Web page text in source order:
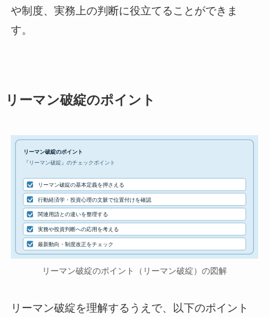
や制度、実務上の判断に役立てることができま
す。
リーマン破綻のポイント
リーマン破綻のポイント
『リーマン破綻』のチェックポイント
リーマン破綻の基本定義を押さえる
行動経済学・投資心理の文脈で位置付けを確認
関連用語との違いを整理する
実務や投資判断への応用を考える
最新動向・制度改正をチェック
リーマン破綻のポイント（リーマン破綻）の図解
リーマン破綻を理解するうえで、以下のポイント